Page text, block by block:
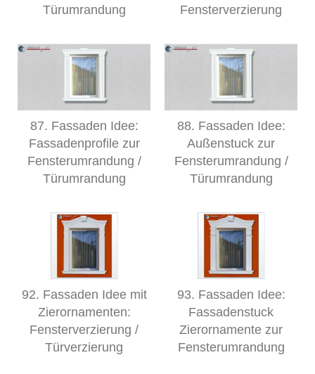
Türumrandung Fensterverzierung
87. Fassaden Idee:
Fassadenprofile zur
Fensterumrandung /
Türumrandung
88. Fassaden Idee:
Außenstuck zur
Fensterumrandung /
Türumrandung
92. Fassaden Idee mit
Zierornamenten:
Fensterverzierung /
Türverzierung
93. Fassaden Idee:
Fassadenstuck
Zierornamente zur
Fensterumrandung